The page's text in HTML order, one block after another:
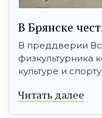
В Брянске
В преддверии
физкультурника
культуре и
Читать далее